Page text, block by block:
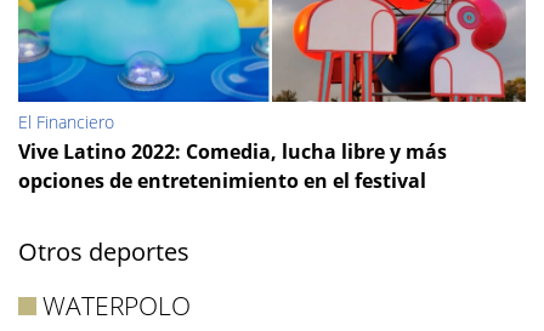
El Financiero
Vive Latino 2022: Comedia, lucha libre y más
opciones de entretenimiento en el festival
Otros deportes
WATERPOLO